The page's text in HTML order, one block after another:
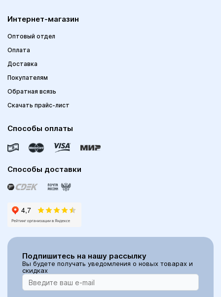
Интернет-магазин
Оптовый отдел
Оплата
Доставка
Покупателям
Обратная всязь
Скачать прайс-лист
Способы оплаты
Способы доставки
Подпишитесь на нашу рассылку
Вы будете получать уведомления о новых товарах и
скидках